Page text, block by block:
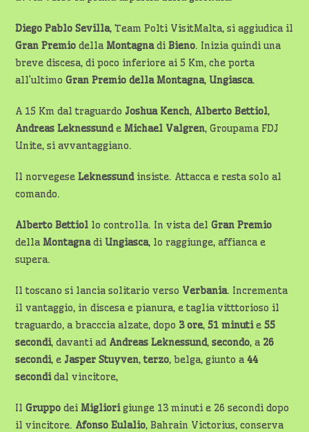
Diego Pablo Sevilla, Team Polti VisitMalta, si aggiudica il
Gran Premio dellaMontagnadiBieno. Inizia quindi una
breve discesa, di poco inferiore ai 5 Km, che porta
all’ultimoGran Premio della Montagna,Ungiasca.
A 15 Km dal traguardo Joshua Kench, Alberto Bettiol,
Andreas Leknessunde Michael Valgren, Groupama FDJ
Unite, si avvantaggiano.
Il norvegeseLeknessundinsiste. Attacca e resta solo al
comando.
Alberto Bettiol lo controlla. In vista delGran Premio
dellaMontagnadiUngiasca, lo raggiunge, affianca e
supera.
Il toscano si lancia solitario verso Verbania. Incrementa
il vantaggio, in discesa e pianura, e taglia vitttorioso il
traguardo, a bracccia alzate, dopo 3 ore,51 minutie55
secondi, davanti ad Andreas Leknessund,secondo, a 26
secondi, e Jasper Stuyven,terzo, belga, giunto a44
secondidal vincitore,
IlGruppo deiMigliorigiunge 13 minuti e 26 secondi dopo
il vincitore. Afonso Eulalio, Bahrain Victorius, conserva